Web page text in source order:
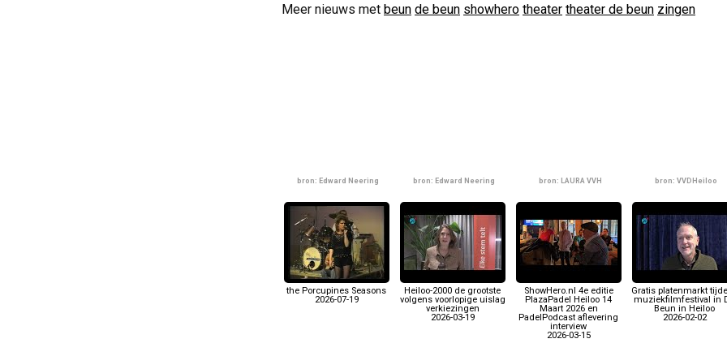
Meer nieuws met beun de beun showhero theater theater de beun zingen
bron: Edward Neering bron: Edward Neering bron: LAURA VVH bron: VVDHeiloo
the Porcupines Seasons
2026-07-19
Heiloo-2000 de grootste
volgens voorlopige uislag
verkiezingen
2026-03-19
ShowHero.nl 4e editie
PlazaPadel Heiloo 14
Maart 2026 en
PadelPodcast aflevering
interview
2026-03-15
Gratis platenmarkt
muziekfilmfestival in
Beun in Heiloo
2026-02-02